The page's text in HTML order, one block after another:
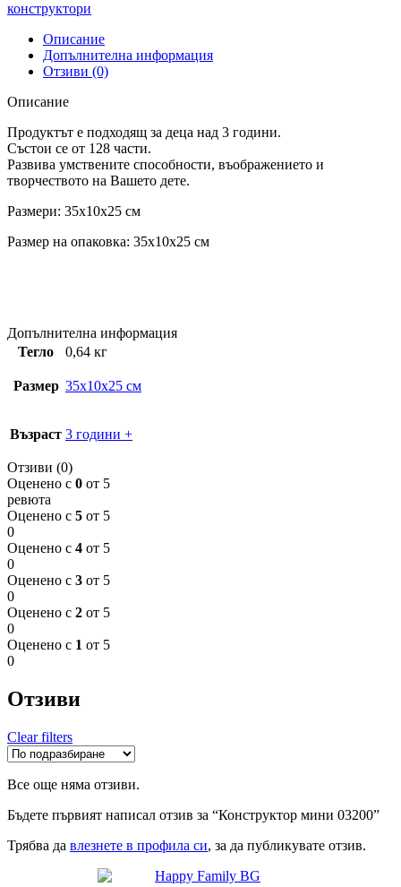
конструктори
Описание
Допълнителна информация
Отзиви (0)
Описание
Продуктът е подходящ за деца над 3 години.
Състои се от 128 части.
Развива умствените способности, въображението и
творчеството на Вашето дете.
Размери: 35x10x25 см
Размер на опаковка: 35x10x25 см
Допълнителна информация
Тегло
0,64 кг
Размер 35x10x25 см
Възраст 3 години +
Отзиви (0)
Оценено с 0 от 5
ревюта
Оценено с 5 от 5
0
Оценено с 4 от 5
0
Оценено с 3 от 5
0
Оценено с 2 от 5
0
Оценено с 1 от 5
0
Отзиви
Clear filters
Все още няма отзиви.
Бъдете първият написал отзив за “Конструктор мини 03200”
Трябва да влезнете в профила си, за да публикувате отзив.